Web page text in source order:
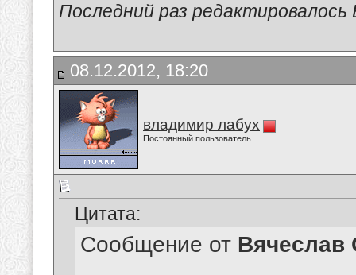
Последний раз
08.12.2012, 18:20
владимир лабух
Постоянный пользователь
Цитата:
Сообщение от Вячеслав